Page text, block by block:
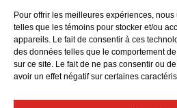
Pour offrir les meilleures expériences,
telles que les témoins pour stocker et/ou
appareils. Le fait de consentir à ces
des données telles que le comportement
sur ce site. Le fait de ne pas consentir ou
avoir un effet négatif sur certaines
EN SAVOIR